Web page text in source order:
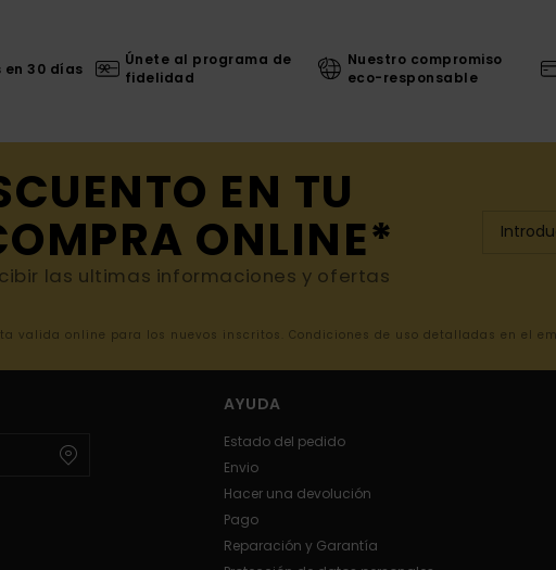
en 30 días
Únete al programa de
fidelidad
Nuestro compromiso
eco-responsable
EN TU
ONLINE*
las ultimas informaciones y ofertas
valida online para los nuevos inscritos. Condiciones de uso detalladas en el
AYUDA
Estado del pedido
Envio
Hacer una devolución
Pago
Reparación y Garantía